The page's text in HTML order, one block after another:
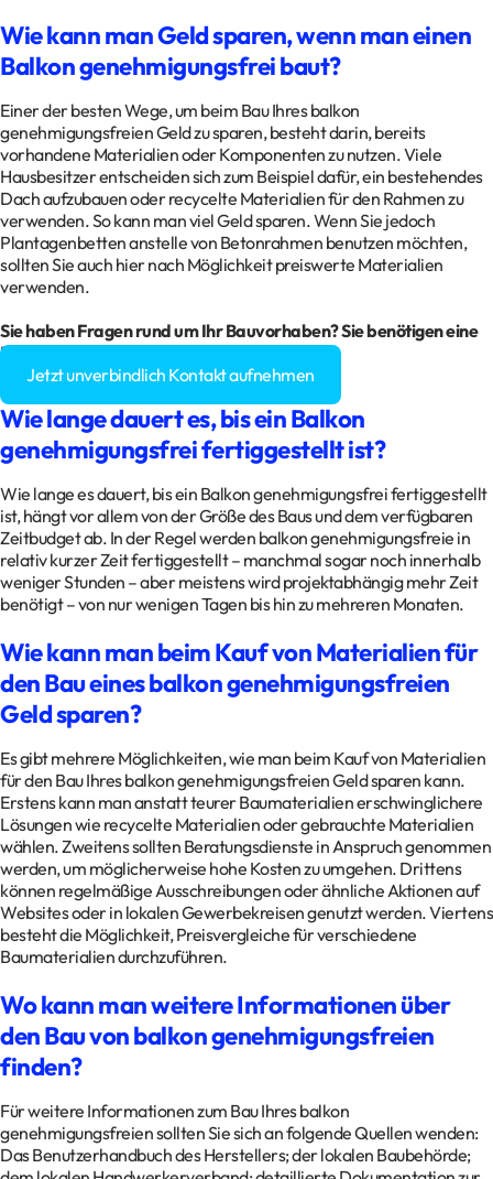
Wie kann man Geld sparen, wenn man einen
Balkon genehmigungsfrei baut?
Einer der besten Wege, um beim Bau Ihres balkon
genehmigungsfreien Geld zu sparen, besteht darin, bereits
vorhandene Materialien oder Komponenten zu nutzen. Viele
Hausbesitzer entscheiden sich zum Beispiel dafür, ein bestehendes
Dach aufzubauen oder recycelte Materialien für den Rahmen zu
verwenden. So kann man viel Geld sparen. Wenn Sie jedoch
Plantagenbetten anstelle von Betonrahmen benutzen möchten,
sollten Sie auch hier nach Möglichkeit preiswerte Materialien
verwenden.
Sie haben Fragen rund um IhrBauvorhaben? Sie benötigen eine
Baugenehmigung?
Jetzt unverbindlich Kontakt aufnehmen
Wie lange dauert es, bis ein Balkon
genehmigungsfrei fertiggestellt ist?
Wie lange es dauert, bis ein Balkon genehmigungsfrei fertiggestellt
ist, hängt vor allem von der Größe des Baus und dem verfügbaren
Zeitbudget ab. In der Regel werden balkon genehmigungsfreie in
relativ kurzer Zeit fertiggestellt – manchmal sogar noch innerhalb
weniger Stunden – aber meistens wird projektabhängig mehr Zeit
benötigt – von nur wenigen Tagen bis hin zu mehreren Monaten.
Wie kann man beim Kauf von Materialien für
den Bau eines balkon genehmigungsfreien
Geld sparen?
Es gibt mehrere Möglichkeiten, wie man beim Kauf von Materialien
für den Bau Ihres balkon genehmigungsfreien Geld sparen kann.
Erstens kann man anstatt teurer Baumaterialien erschwinglichere
Lösungen wie recycelte Materialien oder gebrauchte Materialien
wählen. Zweitens sollten Beratungsdienste in Anspruch genommen
werden, um möglicherweise hohe Kosten zu umgehen. Drittens
können regelmäßige Ausschreibungen oder ähnliche Aktionen auf
Websites oder in lokalen Gewerbekreisen genutzt werden. Viertens
besteht die Möglichkeit, Preisvergleiche für verschiedene
Baumaterialien durchzuführen.
Wo kann man weitere Informationen über
den Bau von balkon genehmigungsfreien
finden?
Für weitere Informationen zum Bau Ihres balkon
genehmigungsfreien sollten Sie sich an folgende Quellen wenden:
Das Benutzerhandbuch des Herstellers; der lokalen Baubehörde;